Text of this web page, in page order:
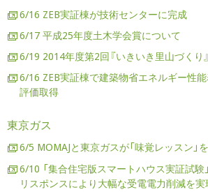
6/16 ZEB実証棟が技術センターに完成
6/17 平成25年度土木学会賞について
6/19 2014年度第2回『いきいき里山づくり』
6/16 ZEB実証棟で建築物省エネルギー性
評価取得
東京ガス
6/5 MOMAJと東京ガスが「味覚レッスン」
6/10 「集合住宅版スマートハウス実証試験
リスポンスにより大幅な受電電力削減を実